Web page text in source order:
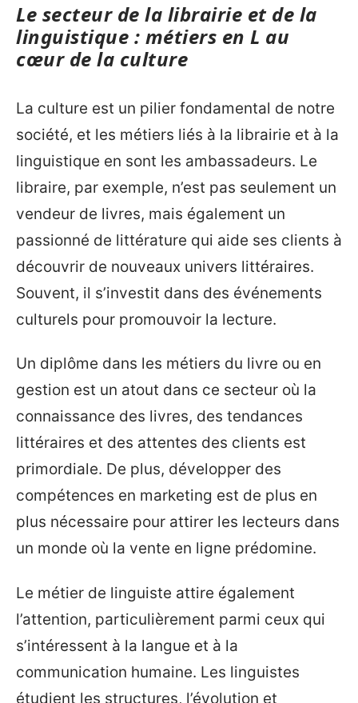
Le secteur de la librairie et de la
linguistique : métiers en L au
cœur de la culture
La culture est un pilier fondamental de notre
société, et les métiers liés à la librairie et à la
linguistique en sont les ambassadeurs. Le
libraire, par exemple, n’est pas seulement un
vendeur de livres, mais également un
passionné de littérature qui aide ses clients à
découvrir de nouveaux univers littéraires.
Souvent, il s’investit dans des événements
culturels pour promouvoir la lecture.
Un diplôme dans les métiers du livre ou en
gestion est un atout dans ce secteur où la
connaissance des livres, des tendances
littéraires et des attentes des clients est
primordiale. De plus, développer des
compétences en marketing est de plus en
plus nécessaire pour attirer les lecteurs dans
un monde où la vente en ligne prédomine.
Le métier de linguiste attire également
l’attention, particulièrement parmi ceux qui
s’intéressent à la langue et à la
communication humaine. Les linguistes
étudient les structures, l’évolution et